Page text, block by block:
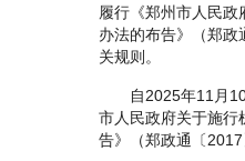
履行《郑州市人民
办法的布告》（郑
关规则。
自2025年11月10
市人民政府关于施行
告》（郑政通〔2017